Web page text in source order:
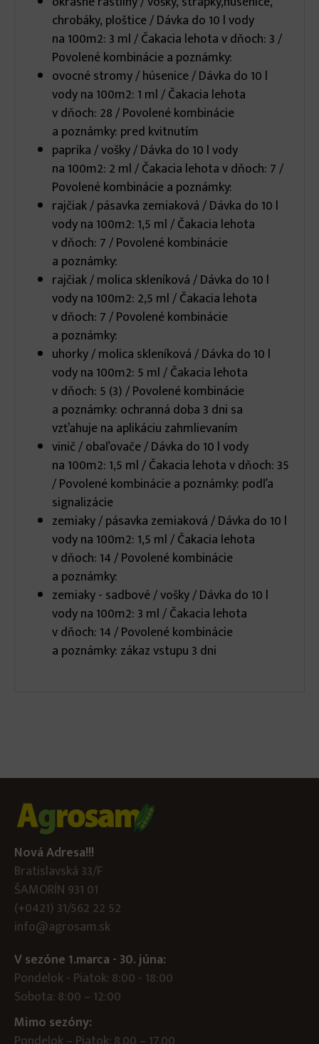
chrobáky, ploštice / Dávka do 10 l vody
na 100m2: 3 ml / Čakacia lehota v dňoch: 3 /
Povolené kombinácie a poznámky:
ovocné stromy / húsenice / Dávka do 10 l
vody na 100m2: 1 ml / Čakacia lehota
v dňoch: 28 / Povolené kombinácie
a poznámky: pred kvitnutím
paprika / vošky / Dávka do 10 l vody
na 100m2: 2 ml / Čakacia lehota v dňoch: 7 /
Povolené kombinácie a poznámky:
rajčiak / pásavka zemiaková / Dávka do 10 l
vody na 100m2: 1,5 ml / Čakacia lehota
v dňoch: 7 / Povolené kombinácie
a poznámky:
rajčiak / molica skleníková / Dávka do 10 l
vody na 100m2: 2,5 ml / Čakacia lehota
v dňoch: 7 / Povolené kombinácie
a poznámky:
uhorky / molica skleníková / Dávka do 10 l
vody na 100m2: 5 ml / Čakacia lehota
v dňoch: 5 (3) / Povolené kombinácie
a poznámky: ochranná doba 3 dni sa
vzťahuje na aplikáciu zahmlievaním
vinič / obaľovače / Dávka do 10 l vody
na 100m2: 1,5 ml / Čakacia lehota v dňoch: 35
/ Povolené kombinácie a poznámky: podľa
signalizácie
zemiaky / pásavka zemiaková / Dávka do 10 l
vody na 100m2: 1,5 ml / Čakacia lehota
v dňoch: 14 / Povolené kombinácie
a poznámky:
zemiaky - sadbové / vošky / Dávka do 10 l
vody na 100m2: 3 ml / Čakacia lehota
v dňoch: 14 / Povolené kombinácie
a poznámky: zákaz vstupu 3 dni
Nová Adresa!!!
Bratislavská 33/F
ŠAMORÍN 931 01
(+0421) 31/562 22 52
info@agrosam.sk
V sezóne 1.marca - 30. júna:
Pondelok - Piatok: 8:00 - 18:00
Sobota: 8:00 – 12:00
Mimo sezóny: